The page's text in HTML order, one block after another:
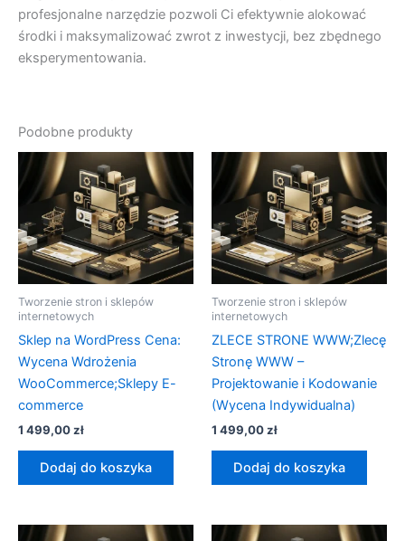
profesjonalne narzędzie pozwoli Ci efektywnie alokować
środki i maksymalizować zwrot z inwestycji, bez zbędnego
eksperymentowania.
Podobne produkty
Tworzenie stron i sklepów
internetowych
Sklep na WordPress Cena:
Wycena Wdrożenia
WooCommerce;Sklepy E-
commerce
1 499,00zł
Dodaj do koszyka
Tworzenie stron i sklepów
internetowych
ZLECE STRONE WWW;Zlecę
Stronę WWW –
Projektowanie i Kodowanie
(Wycena Indywidualna)
1 499,00zł
Dodaj do koszyka